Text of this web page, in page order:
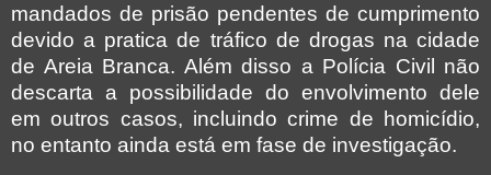
mandados de prisão pendentes de cumprimento
devido a pratica de tráfico de drogas na cidade
de Areia Branca. Além disso a Polícia Civil não
descarta a possibilidade do envolvimento dele
em outros casos, incluindo crime de homicídio,
no entanto ainda está em fase de investigação.